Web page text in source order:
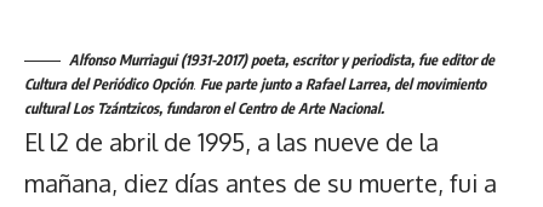
Alfonso Murriagui (1931-2017) poeta, escritor y periodista, fue editor de
Cultura del Periódico Opción. Fue parte junto a Rafael Larrea, del movimiento
cultural Los Tzántzicos, fundaron el Centro de Arte Nacional.
El l2 de abril de 1995, a las nueve de la
mañana, diez días antes de su muerte, fui a